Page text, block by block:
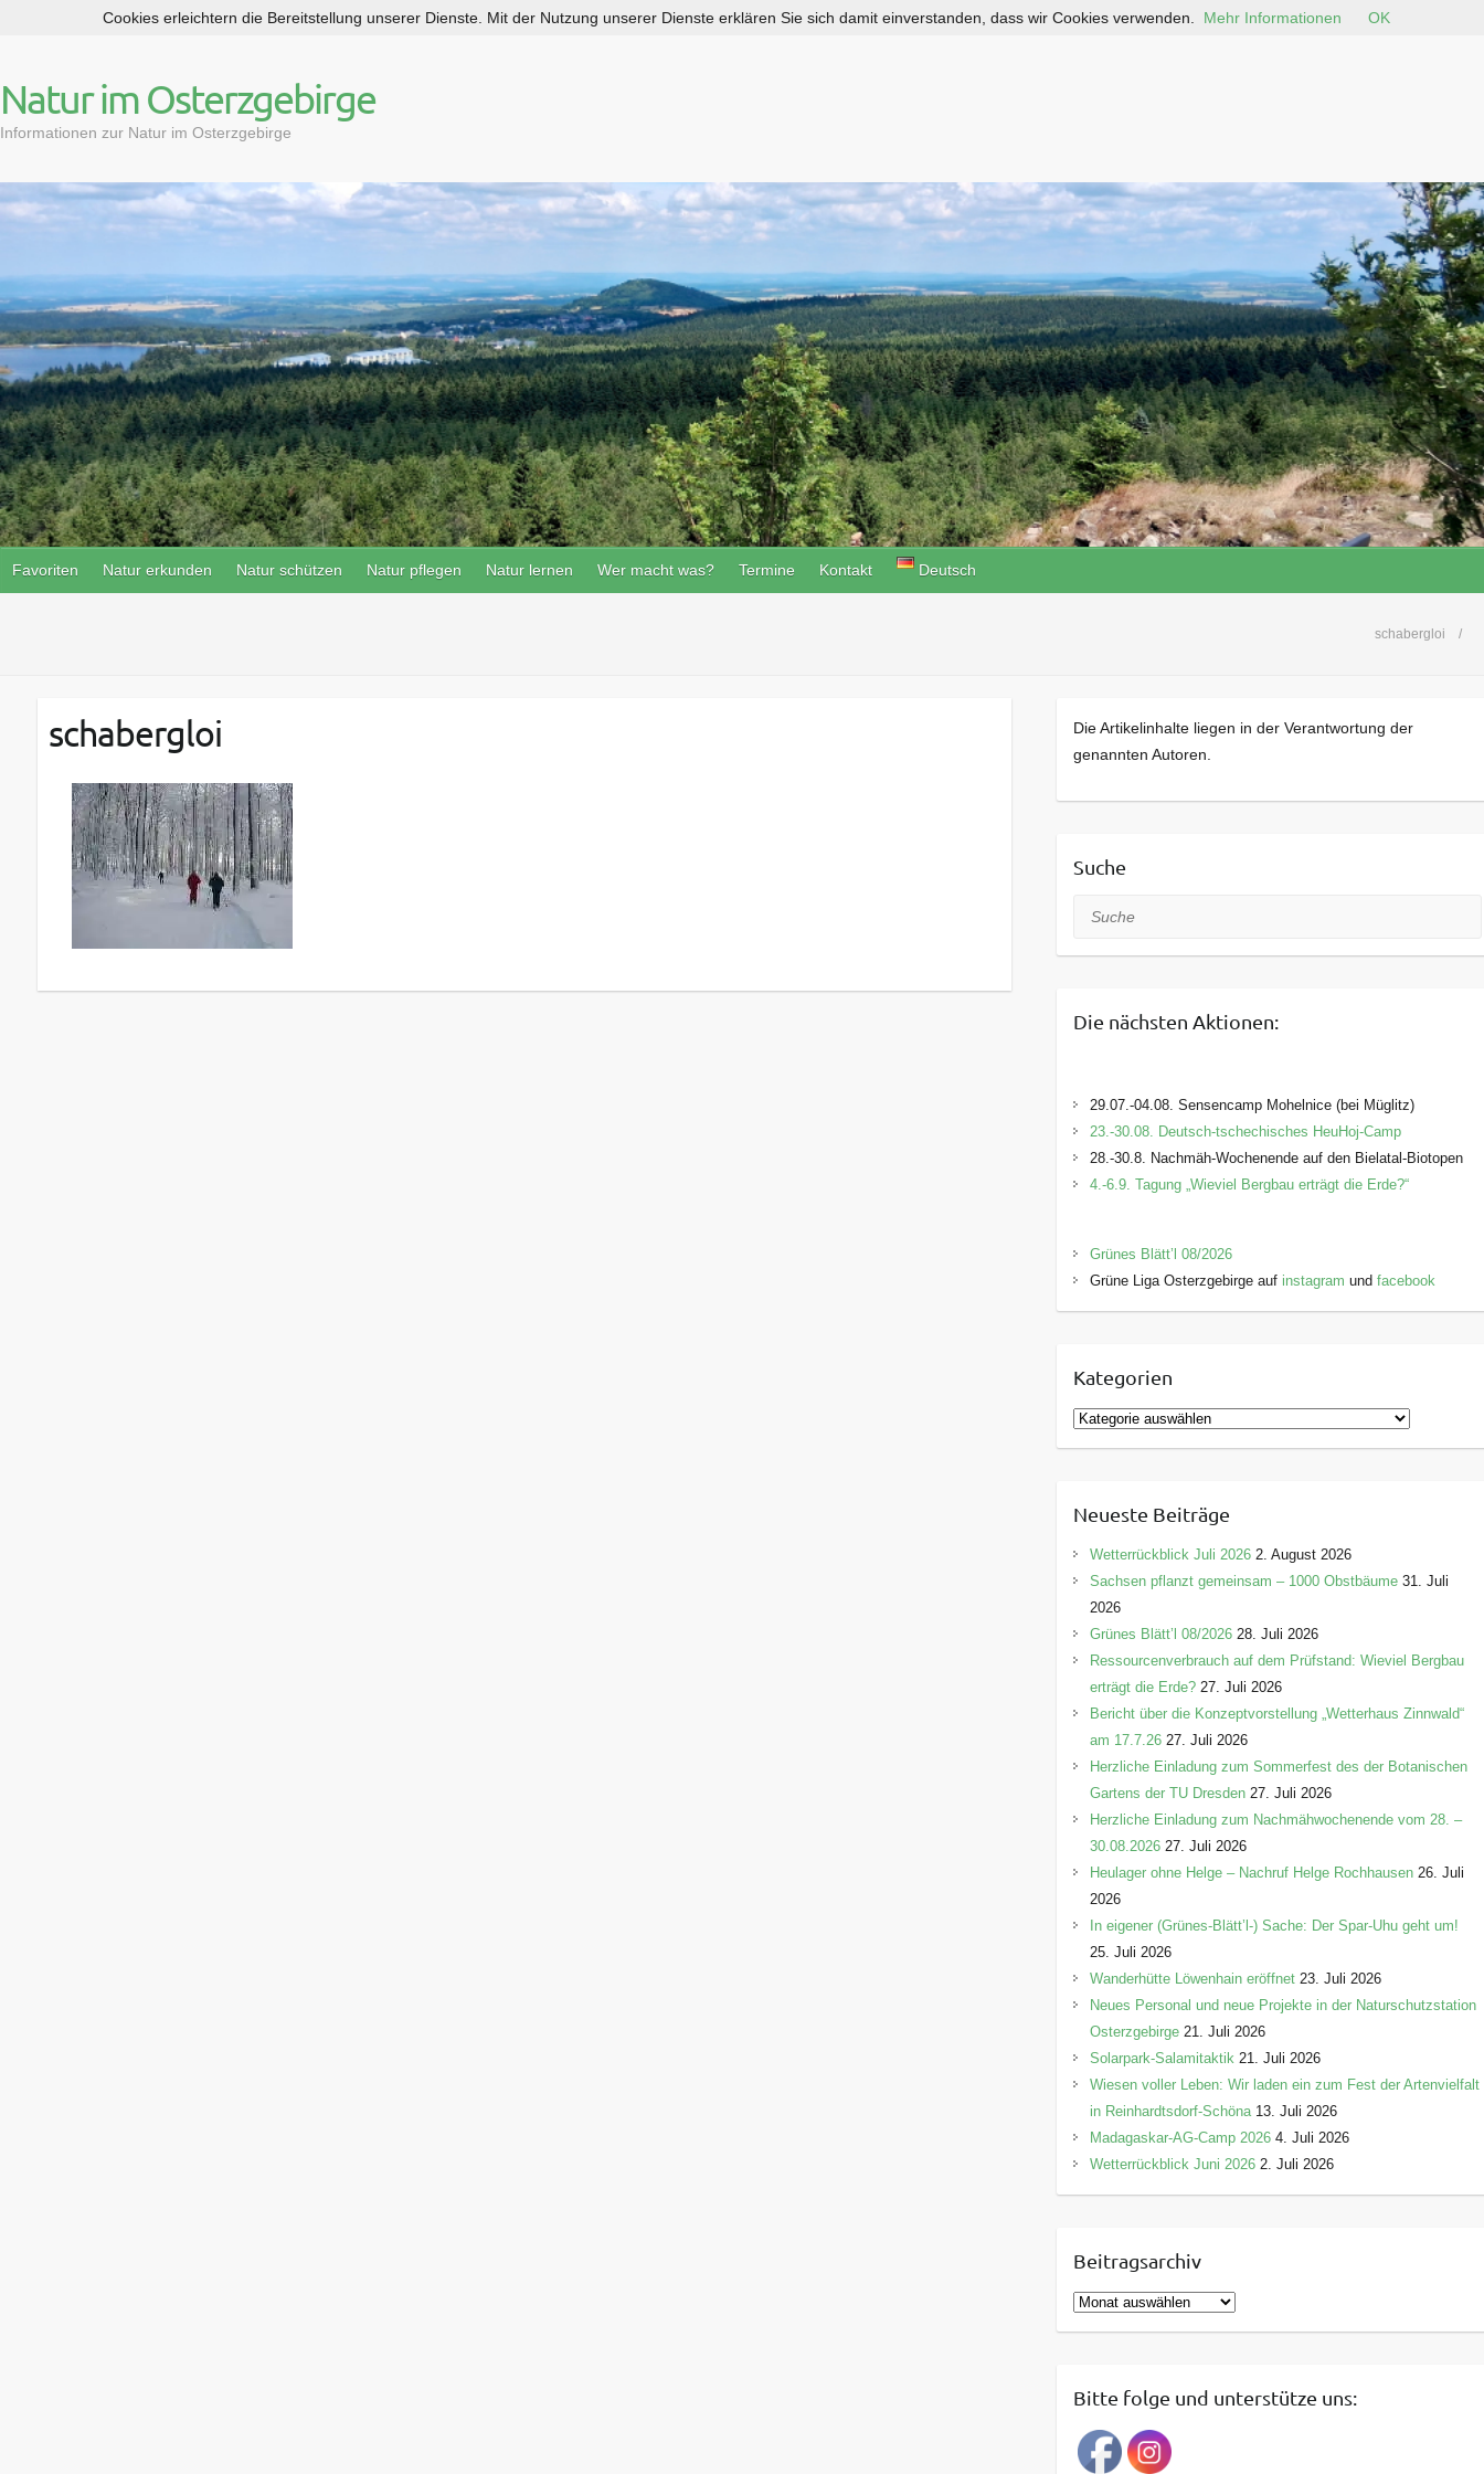
p
t
c
o
e
n
t
Natur im Osterzgebirge
Informationen zur Natur im Osterzgebirge
Favoriten Natur erkunden Natur schützen Natur pflegen Natur lernen Wer macht was? Termine Kontakt Deutsch
schabergloi
schabergloi
Die Artikelinhalte liegen in der Verantwortung der
genannten Autoren.
Suche
Suche
Die nächsten Aktionen:
29.07.-04.08. Sensencamp Mohelnice (bei Müglitz)
23.-30.08. Deutsch-tschechisches HeuHoj-Camp
28.-30.8. Nachmäh-Wochenende auf den Bielatal-Biotopen
4.-6.9. Tagung „Wieviel Bergbau erträgt die Erde?“
Grünes Blätt’l 08/2026
Grüne Liga Osterzgebirge auf instagram und facebook
Kategorien
K
a
g
o
r
e
n
Neueste Beiträge
Wetterrückblick Juli 2026 2. August 2026
Sachsen pflanzt gemeinsam – 1000 Obstbäume 31. Juli
2026
Grünes Blätt’l 08/2026 28. Juli 2026
Ressourcenverbrauch auf dem Prüfstand: Wieviel Bergbau
erträgt die Erde? 27. Juli 2026
Bericht über die Konzeptvorstellung „Wetterhaus Zinnwald“
am 17.7.26 27. Juli 2026
Herzliche Einladung zum Sommerfest des der Botanischen
Gartens der TU Dresden 27. Juli 2026
Herzliche Einladung zum Nachmähwochenende vom 28. –
30.08.2026 27. Juli 2026
Heulager ohne Helge – Nachruf Helge Rochhausen 26. Juli
2026
In eigener (Grünes-Blätt’l-) Sache: Der Spar-Uhu geht um!
25. Juli 2026
Wanderhütte Löwenhain eröffnet 23. Juli 2026
Neues Personal und neue Projekte in der Naturschutzstation
Osterzgebirge 21. Juli 2026
Solarpark-Salamitaktik 21. Juli 2026
Wiesen voller Leben: Wir laden ein zum Fest der Artenvielfalt
in Reinhardtsdorf-Schöna 13. Juli 2026
Madagaskar-AG-Camp 2026 4. Juli 2026
Wetterrückblick Juni 2026 2. Juli 2026
Beitragsarchiv
B
e
r
g
Bitte folge und unterstütze uns:
Cookies erleichtern die Bereitstellung unserer Dienste. Mit der Nutzung unserer Dienste erklären Sie sich damit einverstanden, dass wir Cookies verwenden. Mehr Informationen OK